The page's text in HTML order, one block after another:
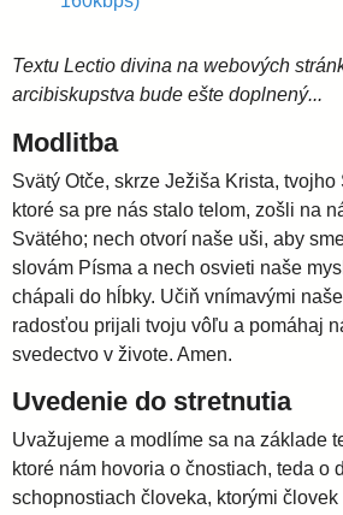
d
i
e
c
é
z
a
Textu Lectio divina na webových
arcibiskupstva bude ešte doplnený...
Modlitba
Svätý Otče, skrze Ježiša Krista,
ktoré sa pre nás stalo telom, zošli na
Svätého; nech otvorí naše uši, aby
slovám Písma a nech osvieti naše
chápali do hĺbky. Učiň vnímavými
radosťou prijali tvoju vôľu a pomáhaj
svedectvo v živote. Amen.
Uvedenie do stretnutia
Uvažujeme a modlíme sa na základe
ktoré nám hovoria o čnostiach, teda o
schopnostiach človeka, ktorými